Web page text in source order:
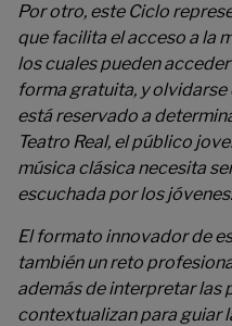
Por otro, este Ciclo
que facilita el acceso a la
los cuales pueden
forma gratuita, y
está reservado a
Teatro Real, el público
música clásica necesita
escuchada por los jóvenes.
El formato innovador de
también un reto
además de interpretar las
contextualizan para guiar